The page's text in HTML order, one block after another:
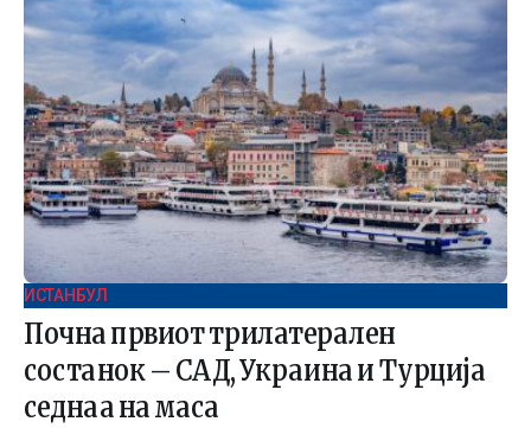
ИСТАНБУЛ
Почна првиот трилатерален
состанок – САД, Украина и Турција
седнаа на маса